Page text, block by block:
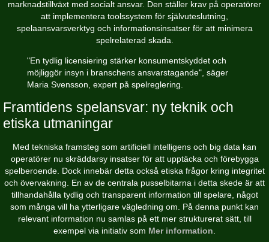
marknadstillväxt med socialt ansvar. Den ställer krav på operatörer
att implementera toolssystem för självuteslutning,
spelaansvarsverktyg och informationsinsatser för att minimera
spelrelaterad skada.
"En tydlig licensiering stärker konsumentskyddet och
möjliggör insyn i branschens ansvarstagande", säger
Maria Svensson, expert på spelreglering.
Framtidens spelansvar: ny teknik och
etiska utmaningar
Med tekniska framsteg som artificiell intelligens och big data kan
operatörer nu skräddarsy insatser för att upptäcka och förebygga
spelberoende. Dock innebär detta också etiska frågor kring integritet
och övervakning. En av de centrala pusselbitarna i detta skede är att
tillhandahålla tydlig och transparent information till spelare, något
som många vill ha ytterligare vägledning om. På denna punkt kan
relevant information nu samlas på ett mer strukturerat sätt, till
exempel via initiativ som Mer information